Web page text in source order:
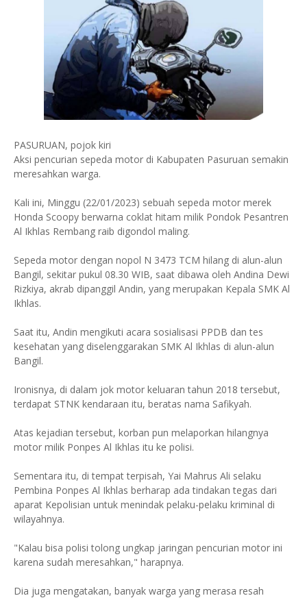
PASURUAN, pojok kiri
Aksi pencurian sepeda motor di Kabupaten Pasuruan semakin
meresahkan warga.
Kali ini, Minggu (22/01/2023) sebuah sepeda motor merek
Honda Scoopy berwarna coklat hitam milik Pondok Pesantren
Al Ikhlas Rembang raib digondol maling.
Sepeda motor dengan nopol N 3473 TCM hilang di alun-alun
Bangil, sekitar pukul 08.30 WIB, saat dibawa oleh Andina Dewi
Rizkiya, akrab dipanggil Andin, yang merupakan Kepala SMK Al
Ikhlas.
Saat itu, Andin mengikuti acara sosialisasi PPDB dan tes
kesehatan yang diselenggarakan SMK Al Ikhlas di alun-alun
Bangil.
Ironisnya, di dalam jok motor keluaran tahun 2018 tersebut,
terdapat STNK kendaraan itu, beratas nama Safikyah.
Atas kejadian tersebut, korban pun melaporkan hilangnya
motor milik Ponpes Al Ikhlas itu ke polisi.
Sementara itu, di tempat terpisah, Yai Mahrus Ali selaku
Pembina Ponpes Al Ikhlas berharap ada tindakan tegas dari
aparat Kepolisian untuk menindak pelaku-pelaku kriminal di
wilayahnya.
"Kalau bisa polisi tolong ungkap jaringan pencurian motor ini
karena sudah meresahkan," harapnya.
Dia juga mengatakan, banyak warga yang merasa resah